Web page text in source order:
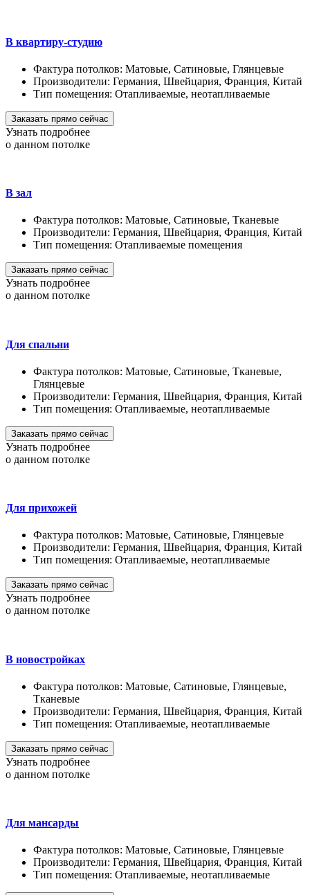
В квартиру-студию
Фактура потолков: Матовые, Сатиновые, Глянцевые
Производители: Германия, Швейцария, Франция, Китай
Тип помещения: Отапливаемые, неотапливаемые
Заказать прямо сейчас
Узнать подробнее
о данном потолке
В зал
Фактура потолков: Матовые, Сатиновые, Тканевые
Производители: Германия, Швейцария, Франция, Китай
Тип помещения: Отапливаемые помещения
Заказать прямо сейчас
Узнать подробнее
о данном потолке
Для спальни
Фактура потолков: Матовые, Сатиновые, Тканевые,
Глянцевые
Производители: Германия, Швейцария, Франция, Китай
Тип помещения: Отапливаемые, неотапливаемые
Заказать прямо сейчас
Узнать подробнее
о данном потолке
Для прихожей
Фактура потолков: Матовые, Сатиновые, Глянцевые
Производители: Германия, Швейцария, Франция, Китай
Тип помещения: Отапливаемые, неотапливаемые
Заказать прямо сейчас
Узнать подробнее
о данном потолке
В новостройках
Фактура потолков: Матовые, Сатиновые, Глянцевые,
Тканевые
Производители: Германия, Швейцария, Франция, Китай
Тип помещения: Отапливаемые, неотапливаемые
Заказать прямо сейчас
Узнать подробнее
о данном потолке
Для мансарды
Фактура потолков: Матовые, Сатиновые, Глянцевые
Производители: Германия, Швейцария, Франция, Китай
Тип помещения: Отапливаемые, неотапливаемые